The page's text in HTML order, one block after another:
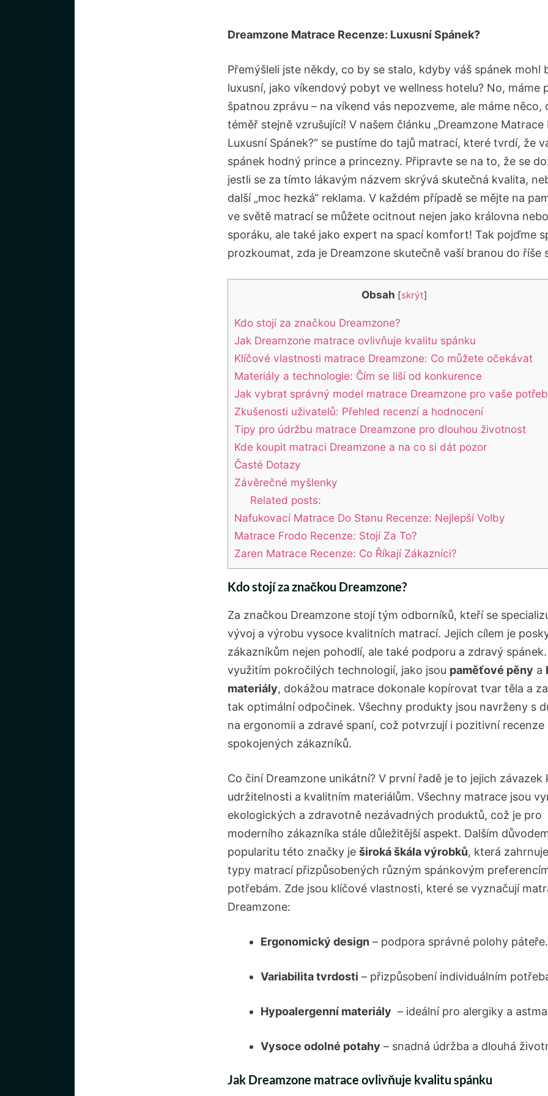
Dreamzone Matrace⁤ Recenze: Luxusní Spánek?
Přemýšleli jste někdy, co⁣ by se stalo, kdyby váš spánek mohl
luxusní, jako víkendový pobyt ve wellness hotelu? No, máme
špatnou zprávu – na víkend vás nepozveme, ale máme něco,
téměř stejně vzrušující! V našem​ článku „Dreamzone Matrace
Luxusní Spánek?“ se pustíme do tajů matrací, které tvrdí, ⁤že
spánek hodný prince a‌ princezny. Připravte se na to, že ‌se
jestli se za tímto lákavým názvem skrývá skutečná kvalita,
další „moc hezká“ reklama. V každém případě se mějte na
ve světě matrací⁤ se můžete ocitnout nejen jako královna
sporáku, ale také jako expert ⁤na spací komfort! Tak pojďme
prozkoumat, zda​ je Dreamzone skutečně vaší branou do říše
Obsah [skrýt]
Kdo stojí za⁤ značkou Dreamzone?
Jak⁢ Dreamzone‌ matrace ovlivňuje kvalitu spánku
Klíčové vlastnosti matrace Dreamzone: Co můžete očekávat
Materiály a technologie: Čím‌ se liší od konkurence
Jak vybrat správný model matrace Dreamzone pro vaše
Zkušenosti uživatelů: Přehled recenzí a hodnocení
Tipy pro údržbu matrace Dreamzone pro dlouhou ⁢životnost
Kde koupit matraci Dreamzone a na co si dát pozor
Časté Dotazy
Závěrečné myšlenky
Related posts:
Nafukovací Matrace Do Stanu Recenze: Nejlepší Volby
Matrace Frodo Recenze: Stojí Za To?
Zaren Matrace Recenze: Co Říkají Zákazníci?
Kdo stojí za⁤ značkou Dreamzone?
Za značkou Dreamzone stojí tým odborníků, kteří se
vývoj a výrobu vysoce kvalitních matrací. Jejich cílem je
zákazníkům nejen pohodlí, ale také podporu a zdravý spánek.⁣
využitím pokročilých technologií, jako jsou paměťové pěny a
materiály, dokážou matrace dokonale kopírovat tvar těla a
tak optimální odpočinek. Všechny produkty jsou navrženy ‌s
na ⁢ergonomii a zdravé spaní, což potvrzují i pozitivní​ recenze
spokojených zákazníků.
Co činí Dreamzone unikátní? V první řadě je to jejich závazek
udržitelnosti a kvalitním materiálům. ⁤Všechny matrace jsou
ekologických a zdravotně⁤ nezávadných produktů, což je pro
moderního zákazníka ⁢stále důležitější aspekt. Dalším
popularitu této značky je široká škála výrobků,‌ která
typy matrací přizpůsobených různým spánkovým
potřebám. Zde jsou klíčové vlastnosti, které se vyznačují
Dreamzone:
Ergonomický design – ⁤podpora správné polohy páteře.
Variabilita tvrdosti – přizpůsobení individuálním
Hypoalergenní ⁤materiály – ideální pro alergiky a‍
Vysoce odolné potahy – ​snadná údržba a dlouhá
Jak⁢ Dreamzone‌ matrace ovlivňuje kvalitu spánku